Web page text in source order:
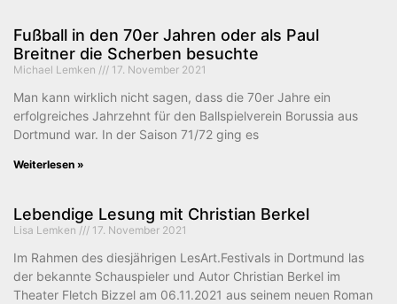
Fußball in den 70er Jahren oder als Paul
Breitner die Scherben besuchte
Michael Lemken 17. November 2021
Man kann wirklich nicht sagen, dass die 70er Jahre ein
erfolgreiches Jahrzehnt für den Ballspielverein Borussia aus
Dortmund war. In der Saison 71/72 ging es
Weiterlesen »
Lebendige Lesung mit Christian Berkel
Lisa Lemken 17. November 2021
Im Rahmen des diesjährigen LesArt.Festivals in Dortmund las
der bekannte Schauspieler und Autor Christian Berkel im
Theater Fletch Bizzel am 06.11.2021 aus seinem neuen Roman